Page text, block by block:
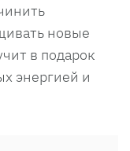
новые
в подарок
энергией и